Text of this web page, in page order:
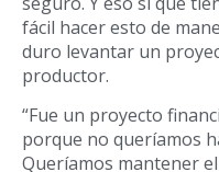
fácil hacer esto de
duro levantar un
productor.
“Fue un proyecto
porque no queríamos
Queríamos mantener